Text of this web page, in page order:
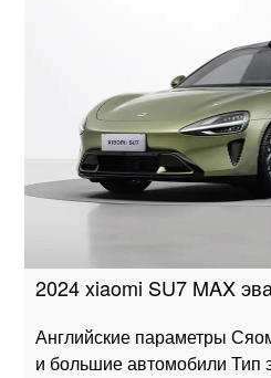
2024 xiaomi SU7 MAX
Английские параметры
и большие автомобили Тип